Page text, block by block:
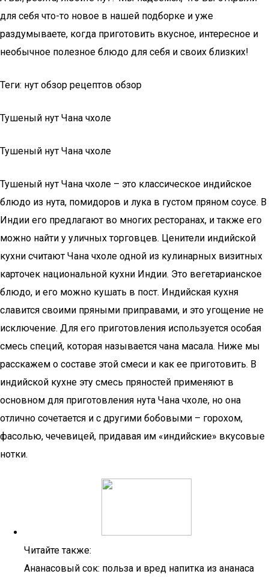
для себя что-то новое в нашей подборке и уже
раздумываете, когда приготовить вкусное, интересное и
необычное полезное блюдо для себя и своих близких!
Теги: нут обзор рецептов обзор
Тушеный нут Чана чхоле
Тушеный нут Чана чхоле
Тушеный нут Чана чхоле – это классическое индийское
блюдо из нута, помидоров и лука в густом пряном соусе. В
Индии его предлагают во многих ресторанах, и также его
можно найти у уличных торговцев. Ценители индийской
кухни считают Чана чхоле одной из кулинарных визитных
карточек национальной кухни Индии. Это вегетарианское
блюдо, и его можно кушать в пост. Индийская кухня
славится своими пряными приправами, и это угощение не
исключение. Для его приготовления используется особая
смесь специй, которая называется чана масала. Ниже мы
расскажем о составе этой смеси и как ее приготовить. В
индийской кухне эту смесь пряностей применяют в
основном для приготовления нута Чана чхоле, но она
отлично сочетается и с другими бобовыми – горохом,
фасолью, чечевицей, придавая им «индийские» вкусовые
нотки.
Читайте также:
Ананасовый сок: польза и вред напитка из ананаса